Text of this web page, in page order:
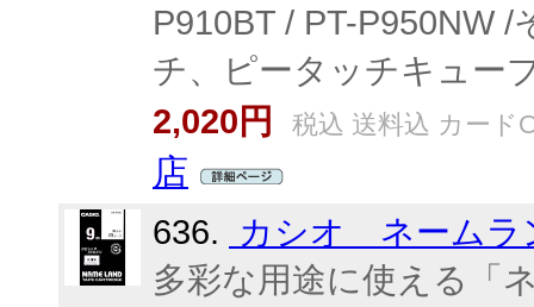
P910BT / PT-P950NW
チ、ピータッチキュー
2,020円
税込 送料込 カード
店
636.
カシオ ネーム
多彩な用途に使える「